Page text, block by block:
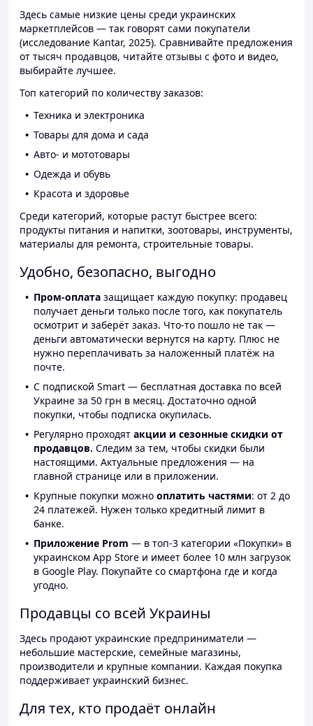
Здесь самые низкие цены среди украинских
маркетплейсов — так говорят сами покупатели
(исследование Kantar, 2025). Сравнивайте предложения
от тысяч продавцов, читайте отзывы с фото и видео,
выбирайте лучшее.
Топ категорий по количеству заказов:
Техника и электроника
Товары для дома и сада
Авто- и мототовары
Одежда и обувь
Красота и здоровье
Среди категорий, которые растут быстрее всего:
продукты питания и напитки, зоотовары, инструменты,
материалы для ремонта, строительные товары.
Удобно, безопасно, выгодно
Пром-оплата защищает каждую покупку: продавец
получает деньги только после того, как покупатель
осмотрит и заберёт заказ. Что-то пошло не так —
деньги автоматически вернутся на карту. Плюс не
нужно переплачивать за наложенный платёж на
почте.
С подпиской Smart — бесплатная доставка по всей
Украине за 50 грн в месяц. Достаточно одной
покупки, чтобы подписка окупилась.
Регулярно проходят акции и сезонные скидки от
продавцов. Следим за тем, чтобы скидки были
настоящими. Актуальные предложения — на
главной странице или в приложении.
Крупные покупки можно оплатить частями: от 2 до
24 платежей. Нужен только кредитный лимит в
банке.
Приложение Prom — в топ-3 категории «Покупки» в
украинском App Store и имеет более 10 млн загрузок
в Google Play. Покупайте со смартфона где и когда
угодно.
Продавцы со всей Украины
Здесь продают украинские предприниматели —
небольшие мастерские, семейные магазины,
производители и крупные компании. Каждая покупка
поддерживает украинский бизнес.
Для тех, кто продаёт онлайн